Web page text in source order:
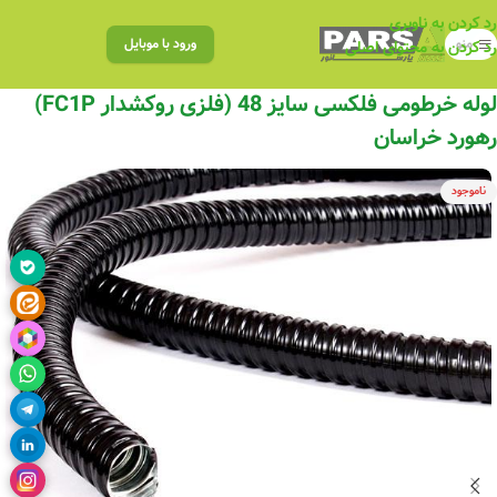
رد کردن به ناوبری
رد کردن به محتوای اصلی
منو ورود با موبایل
لوله خرطومی فلکسی سایز 48 (فلزی روکشدار FC1P)
رهورد خراسان
ناموجود